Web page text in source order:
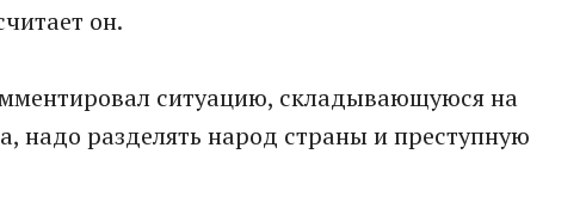
он.
ситуацию, складывающуюся на
надо разделять народ страны и преступную